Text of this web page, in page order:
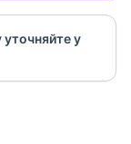
у